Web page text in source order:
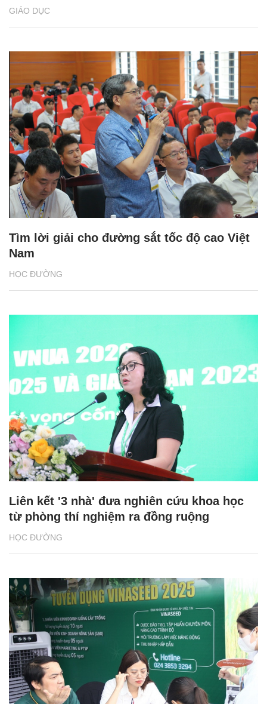
GIÁO DỤC
HỌC ĐƯỜNG
Tìm lời giải cho đường sắt tốc độ cao Việt
Nam
HỌC ĐƯỜNG
Liên kết '3 nhà' đưa nghiên cứu khoa học
từ phòng thí nghiệm ra đồng ruộng